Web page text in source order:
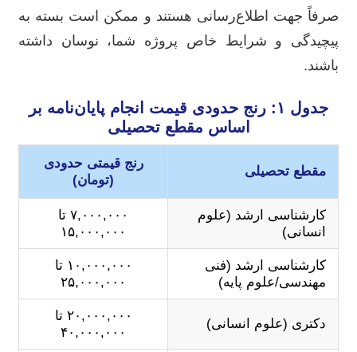
صرفاً جهت اطلاع‌رسانی هستند و ممکن است بسته به
پیچیدگی و شرایط خاص پروژه شما، نوسان داشته
باشند.
جدول ۱: رنج حدودی قیمت انجام پایان‌نامه بر
اساس مقطع تحصیلی
مقطع تحصیلی
رنج قیمتی حدودی
(تومان)
کارشناسی ارشد (علوم
انسانی)
۷,۰۰۰,۰۰۰ تا
۱۵,۰۰۰,۰۰۰
کارشناسی ارشد (فنی
مهندسی/علوم پایه)
۱۰,۰۰۰,۰۰۰ تا
۲۵,۰۰۰,۰۰۰
دکتری (علوم انسانی)
۲۰,۰۰۰,۰۰۰ تا
۴۰,۰۰۰,۰۰۰